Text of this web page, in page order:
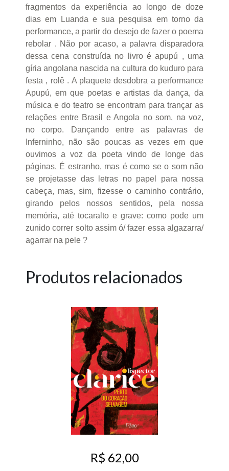
fragmentos da experiência ao longo de doze
dias em Luanda e sua pesquisa em torno da
performance, a partir do desejo de fazer o poema
rebolar . Não por acaso, a palavra disparadora
dessa cena construída no livro é apupú , uma
gíria angolana nascida na cultura do kuduro para
festa , rolê . A plaquete desdobra a performance
Apupú, em que poetas e artistas da dança, da
música e do teatro se encontram para trançar as
relações entre Brasil e Angola no som, na voz,
no corpo. Dançando entre as palavras de
Inferninho, não são poucas as vezes em que
ouvimos a voz da poeta vindo de longe das
páginas. É estranho, mas é como se o som não
se projetasse das letras no papel para nossa
cabeça, mas, sim, fizesse o caminho contrário,
girando pelos nossos sentidos, pela nossa
memória, até tocaralto e grave: como pode um
zunido correr solto assim ó/ fazer essa algazarra/
agarrar na pele ?
Produtos relacionados
R$ 62,00